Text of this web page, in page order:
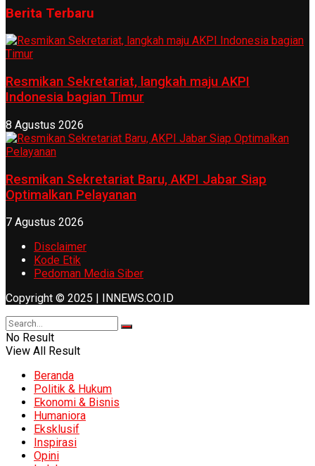
Berita Terbaru
Resmikan Sekretariat, langkah maju AKPI
Indonesia bagian Timur
8 Agustus 2026
Resmikan Sekretariat Baru, AKPI Jabar Siap
Optimalkan Pelayanan
7 Agustus 2026
Disclaimer
Kode Etik
Pedoman Media Siber
Copyright © 2025 | INNEWS.CO.ID
No Result
View All Result
Beranda
Politik & Hukum
Ekonomi & Bisnis
Humaniora
Eksklusif
Inspirasi
Opini